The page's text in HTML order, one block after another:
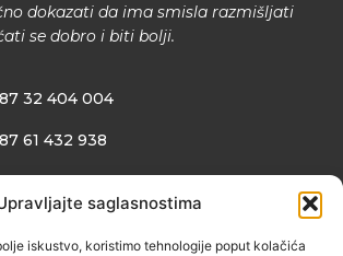
saglasnostima
iskustvo, koristimo tehnologije poput kolačića
dokazati da ima smisla razmišljati
se dobro i biti bolji.
32 404 004
61 432 938
3. SPRAT), 72000 ZENICA